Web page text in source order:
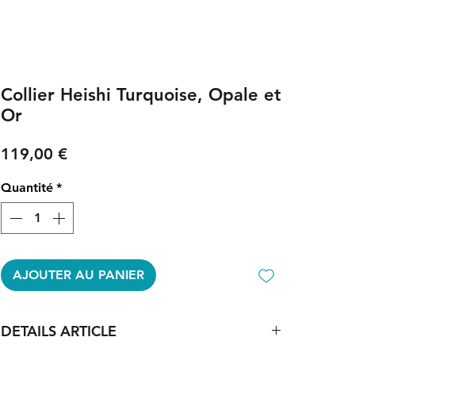
Collier Heishi Turquoise, Opale et
Or
119,00 €Prix
Quantité *
AJOUTER AU PANIER
DETAILS ARTICLE